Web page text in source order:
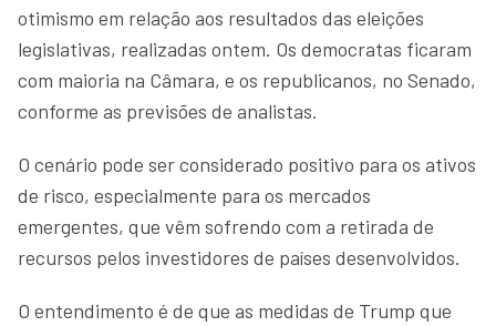
otimismo em relação aos resultados das eleições
legislativas, realizadas ontem. Os democratas ficaram
com maioria na Câmara, e os republicanos, no Senado,
conforme as previsões de analistas.
O cenário pode ser considerado positivo para os ativos
de risco, especialmente para os mercados
emergentes, que vêm sofrendo com a retirada de
recursos pelos investidores de países desenvolvidos.
O entendimento é de que as medidas de Trump que